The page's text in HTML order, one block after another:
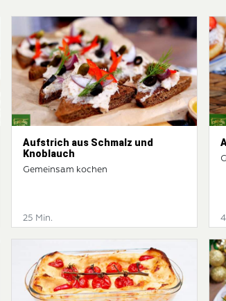
Aufstrich aus Schmalz und
Knoblauch
Gemeinsam kochen
25 Min.